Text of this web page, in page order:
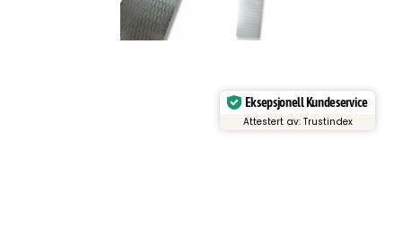
Eksepsjonell Kundeservice
Attestert av: Trustindex